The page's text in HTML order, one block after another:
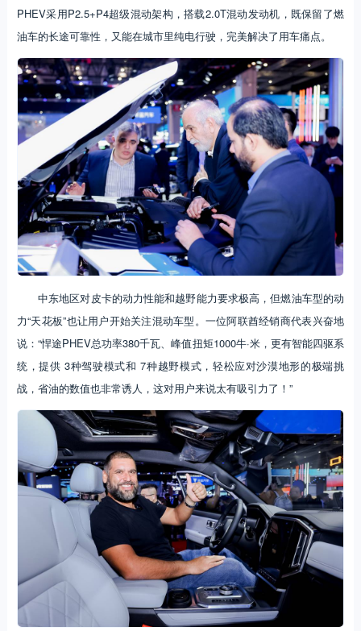
PHEV采用P2.5+P4超级混动架构，搭载2.0T混动发动机，既保留了燃
油车的长途可靠性，又能在城市里纯电行驶，完美解决了用车痛点。
中东地区对皮卡的动力性能和越野能力要求极高，但燃油车型的动
力“天花板”也让用户开始关注混动车型。一位阿联酋经销商代表兴奋地
说：“悍途PHEV总功率380千瓦、峰值扭矩1000牛·米，更有智能四驱系
统，提供 3种驾驶模式和 7种越野模式，轻松应对沙漠地形的极端挑
战，省油的数值也非常诱人，这对用户来说太有吸引力了！”